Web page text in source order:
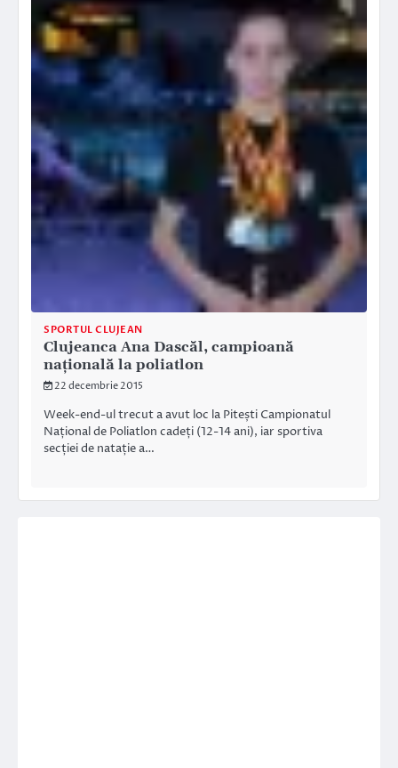
SPORTUL CLUJEAN
Clujeanca Ana Dascăl, campioană
națională la poliatlon
22 decembrie 2015
Week-end-ul trecut a avut loc la Pitești Campionatul
Național de Poliatlon cadeți (12-14 ani), iar sportiva
secției de natație a…